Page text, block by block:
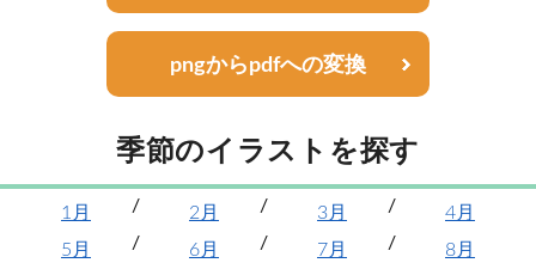
pngからpdfへの変換
季節のイラストを探す
1月 2月 3月
4月
5月
6月 7月
8月